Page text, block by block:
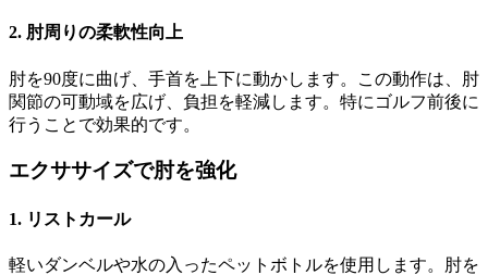
2. 肘周りの柔軟性向上
肘を90度に曲げ、手首を上下に動かします。この動作は、肘
関節の可動域を広げ、負担を軽減します。特にゴルフ前後に
行うことで効果的です。
エクササイズで肘を強化
1. リストカール
軽いダンベルや水の入ったペットボトルを使用します。肘を